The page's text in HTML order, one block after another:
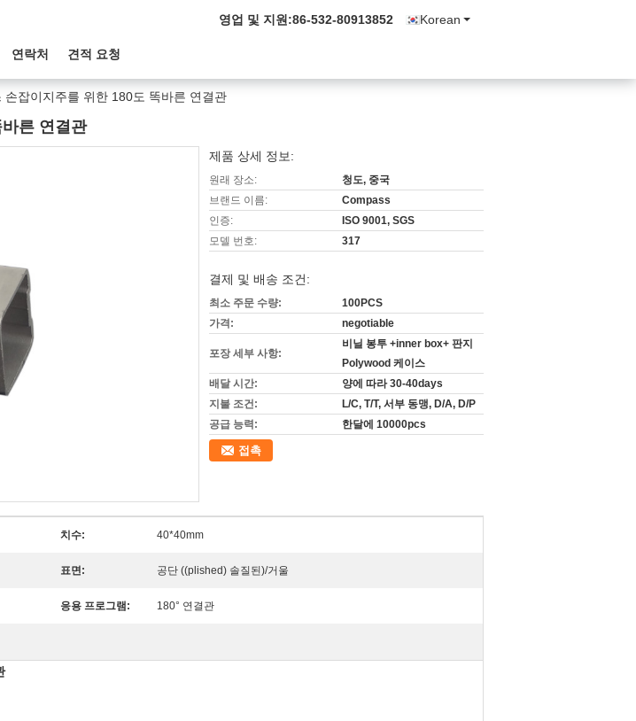
Korean
영업 및 지원:86-532-80913852
연락처 견적 요청
손잡이지주를 위한 180도 똑바른 연결관
른 연결관
제품 상세 정보:
원래 장소:
청도, 중국
브랜드 이름:
Compass
인증:
ISO 9001, SGS
모델 번호:
317
결제 및 배송 조건:
최소 주문 수량:
100PCS
가격:
negotiable
포장 세부 사항:
비닐 봉투 +inner box+ 판지
Polywood 케이스
배달 시간:
양에 따라 30-40days
지불 조건:
L/C, T/T, 서부 동맹, D/A, D/P
공급 능력:
한달에 10000pcs
접촉
치수: 40*40mm
표면: 공단 ((plished) 솔질된)/거울
응용 프로그램: 180° 연결관